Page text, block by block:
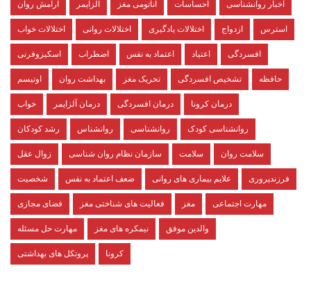
آرامش روان آلزایمر آناتومی مغز احساسات اخبار روانشناسی
اختلالات خواب اختلالات روانی اختلالات یادگیری ازدواج استرس
اسکیزوفرنی اضطراب اعتماد به نفس اعتیاد افسردگی
اوتیسم بهداشت روان تحریک مغز تشخیص افسردگی حافظه
خواب درمان آلزایمر درمان افسردگی درمان کرونا
رشد کودکان روانشناس روانشناسی روانشناسی کودک
زوال عقل سازمان نظام روان شناسی سلامت سلامت روان
شخصیت ضعف اعتماد به نفس علایم بیماری های روانی فرزندپروری
فضای مجازی فعالیت های شناختی مغز مغز مهارت اجتماعی
مهارت حل مسئله نیمکره های مغز والدین موفق
پروتکل های بهداشتی کرونا